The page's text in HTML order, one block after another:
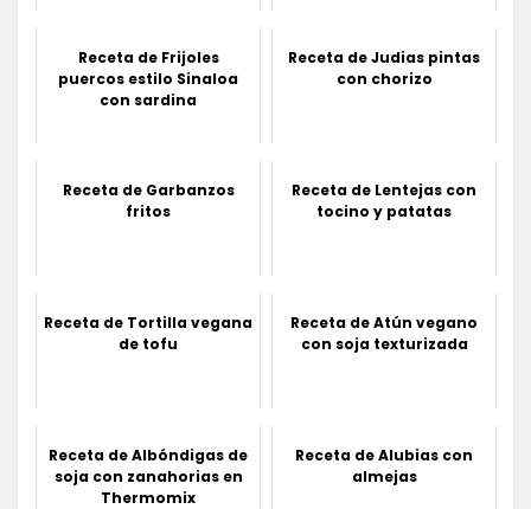
Receta de Frijoles
puercos estilo Sinaloa
con sardina
Receta de Judias pintas
con chorizo
Receta de Garbanzos
fritos
Receta de Lentejas con
tocino y patatas
Receta de Tortilla vegana
de tofu
Receta de Atún vegano
con soja texturizada
Receta de Albóndigas de
soja con zanahorias en
Thermomix
Receta de Alubias con
almejas